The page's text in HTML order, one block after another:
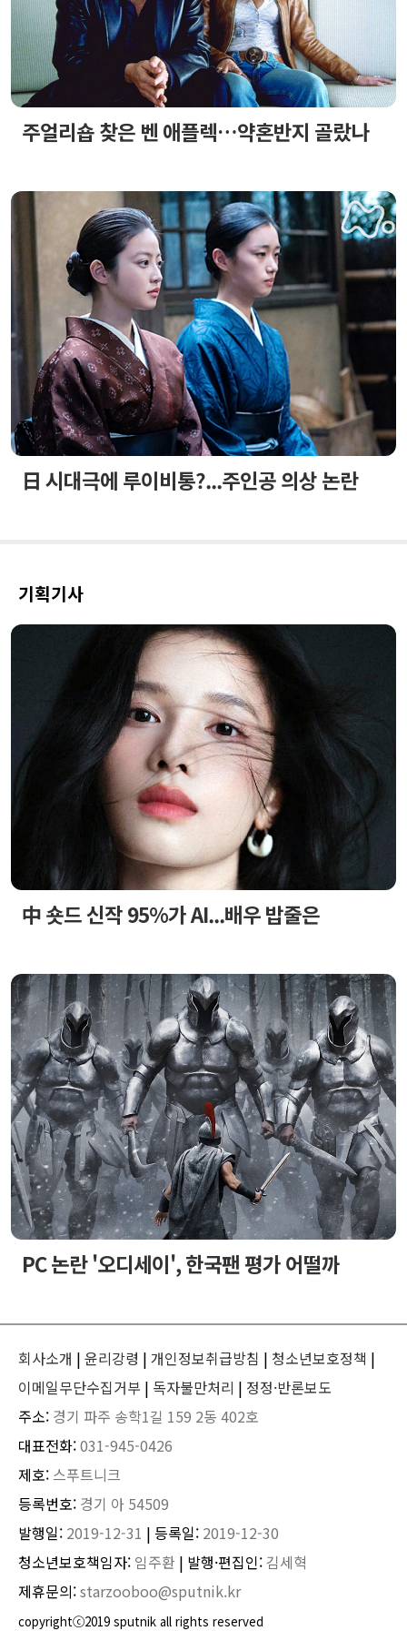
주얼리숍 찾은 벤 애플렉…약혼반지 골랐나
日 시대극에 루이비통?...주인공 의상 논란
기획기사
中 숏드 신작 95%가 AI...배우 밥줄은
PC 논란 '오디세이', 한국팬 평가 어떨까
회사소개 | 윤리강령 | 개인정보취급방침 | 청소년보호정책 |
이메일무단수집거부 | 독자불만처리 | 정정·반론보도
주소: 경기 파주 송학1길 159 2동 402호
대표전화:031-945-0426
제호: 스푸트니크
등록번호: 경기 아 54509
발행일: 2019-12-31 | 등록일: 2019-12-30
청소년보호책임자: 임주환 | 발행·편집인: 김세혁
제휴문의:starzooboo@sputnik.kr
copyrightⓒ2019 sputnik all rights reserved